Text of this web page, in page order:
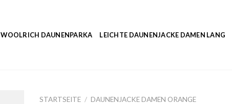
WOOLRICH DAUNENPARKA LEICHTE DAUNENJACKE DAMEN LANG
STARTSEITE / DAUNENJACKE DAMEN ORANGE